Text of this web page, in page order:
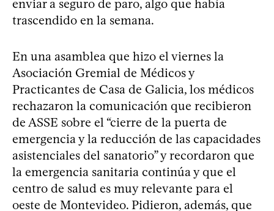
enviar a seguro de paro, algo que había
trascendido en la semana.
En una asamblea que hizo el viernes la
Asociación Gremial de Médicos y
Practicantes de Casa de Galicia, los médicos
rechazaron la comunicación que recibieron
de ASSE sobre el “cierre de la puerta de
emergencia y la reducción de las capacidades
asistenciales del sanatorio” y recordaron que
la emergencia sanitaria continúa y que el
centro de salud es muy relevante para el
oeste de Montevideo. Pidieron, además, que